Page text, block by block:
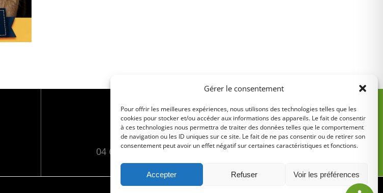
Gérer le consentement
Pour offrir les meilleures expériences, nous utilisons des technologies telles que les
cookies pour stocker et/ou accéder aux informations des appareils. Le fait de consentir
à ces technologies nous permettra de traiter des données telles que le comportement
de navigation ou les ID uniques sur ce site. Le fait de ne pas consentir ou de retirer son
consentement peut avoir un effet négatif sur certaines caractéristiques et fonctions.
Accepter Refuser Voir les préférences
04 66 88 01 05